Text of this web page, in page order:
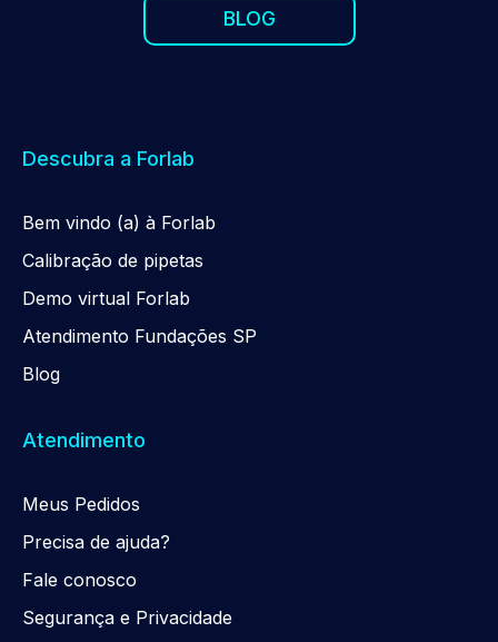
BLOG
Descubra a Forlab
Bem vindo (a) à Forlab
Calibração de pipetas
Demo virtual Forlab
Atendimento Fundações SP
Blog
Atendimento
Meus Pedidos
Precisa de ajuda?
Fale conosco
Segurança e Privacidade